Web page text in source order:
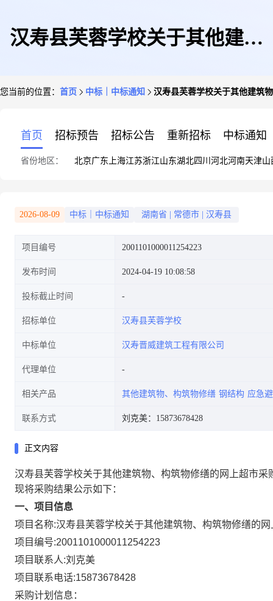
汉寿县芙蓉学校关于其他建筑
您当前的位置： 首页 中标｜中标通知 汉寿县芙蓉学校关于其他建筑
首页 招标预告 招标公告 重新招标 中标通知
省份地区： 北京广东 上海江苏浙江山东湖北四川 河北河南天津山
2026-08-09 中标｜中标通知 湖南省 常德市 汉寿县
项目编号 2001101000011254223
发布时间 2024-04-19 10:08:58
投标截止时间
招标单位 汉寿县芙蓉学校
中标单位 汉寿晋威建筑工程有限公司
代理单位
相关产品 其他建筑物、构筑物修缮 钢结构 应急
联系方式 刘克美：15873678428
正文内容
汉寿县芙蓉学校关于其他建筑物、构筑物修缮的网上超市采
现将采购结果公示如下：
一、项目信息
项目名称:汉寿县芙蓉学校关于其他建筑物、构筑物修缮的
项目编号:2001101000011254223
项目联系人:刘克美
项目联系电话:15873678428
采购计划信息：